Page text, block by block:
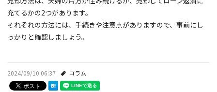
充てるかの2つがあります。
それぞれの方法には、手続きや注意点がありますので、事前にし
っかりと確認しましょう。
2024/09/10 06:37 コラム